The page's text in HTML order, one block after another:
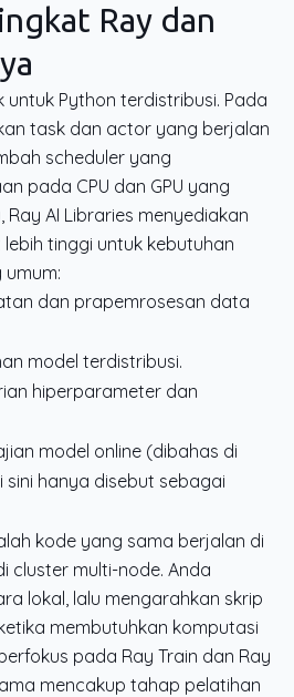
Ray dan
Python terdistribusi. Pada
task dan actor yang berjalan
scheduler yang
pada CPU dan GPU yang
Ray AI Libraries menyediakan
tinggi untuk kebutuhan
dan prapemrosesan data
model terdistribusi.
hiperparameter dan
model online (dibahas di
hanya disebut sebagai
kode yang sama berjalan di
cluster multi-node. Anda
lokal, lalu mengarahkan skrip
membutuhkan komputasi
pada Ray Train dan Ray
mencakup tahap pelatihan